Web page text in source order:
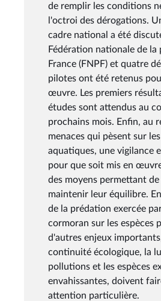
de remplir les conditions
l'octroi des dérogations.
cadre national a été
Fédération nationale de la
France (FNPF) et quatre
pilotes ont été retenus
œuvre. Les premiers
études sont attendus au
prochains mois. Enfin, au
menaces qui pèsent sur
aquatiques, une vigilance
pour que soit mis en
des moyens permettant
maintenir leur équilibre.
de la prédation exercée
cormoran sur les espèces
d'autres enjeux
continuité écologique, la
pollutions et les espèces
envahissantes, doivent
attention particulière.